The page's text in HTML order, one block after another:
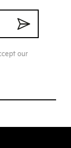
our